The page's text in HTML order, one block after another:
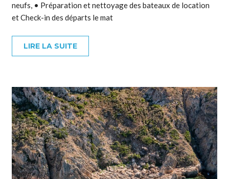
neufs, • Préparation et nettoyage des bateaux de location
et Check-in des départs le mat
LIRE LA SUITE